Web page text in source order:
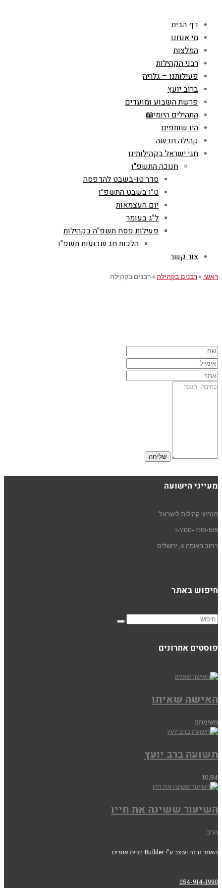
דף הבית
מי אנחנו
המלצות
רבני הקהילות
פעילותנו – גלריה
ברוב יועץ
פרשת השבוע ומועדים
התהילים היומי📖
היו שותפים
קהילה חדשה
חגי ישראל בקהילותינו
חנוכה התשפ"ו
סדר טו-בשבט להדפסה
ט"ו בשבט התשפ"ו
יום העצמאות
ל"ג בעומר
פעילות פסח תשפ"ה בקהילות
הלכות חג שבועות תשפ"ו
צור קשר
ראשי »רבנים בקהילה »רבנים בקהילה
מעייני הישועה
מנהיגי קהילות לישראל
1-700-700-515
רחוב האופה 4, ירושלים
חיפוש באתר
פוסטים אחרונים
האישה שאיתו
משימתם
תשועה ברב יועץ
10,84
השיעור ששינה את חייו
הרב
האתר נבנה ועוצב ע"י Builder בניית אתרים
054-914-1990